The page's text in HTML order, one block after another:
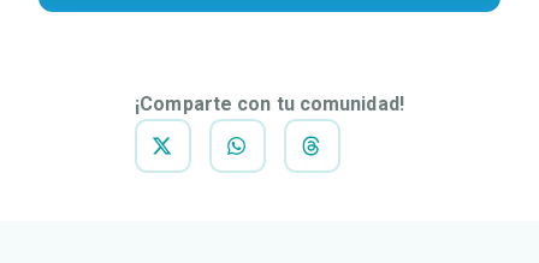
¡Comparte con tu comunidad!